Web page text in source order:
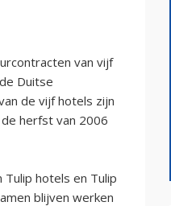
van vijf
Duitse
de vijf hotels zijn
herfst van 2006
hotels en Tulip
blijven werken